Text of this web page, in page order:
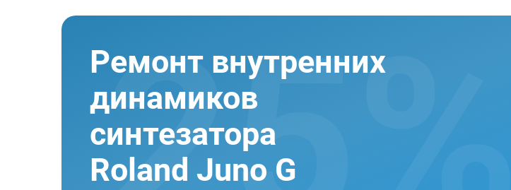
Ремонт внутренних
динамиков
синтезатора
Roland Juno G